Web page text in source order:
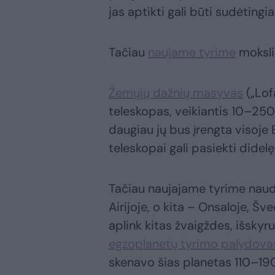
jas aptikti gali būti
Tačiau naujame tyrime
Žemųjų dažnių masyvas
teleskopas, veikiantis
daugiau jų bus įrengta
teleskopai gali pasiekti
Tačiau naujajame tyrime
Airijoje, o kita – Onsaloje,
aplink kitas žvaigždes,
egzoplanetų tyrimo
skenavo šias planetas